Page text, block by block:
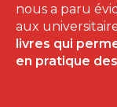
nous a paru
aux
livres qui
en pratique